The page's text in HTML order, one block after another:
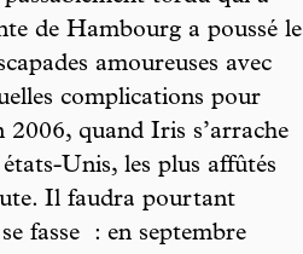
de Hambourg a poussé le
amoureuses avec
complications pour
2006, quand Iris s’arrache
Unis, les plus affûtés
Il faudra pourtant
fasse : en septembre